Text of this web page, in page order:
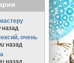
назад
очень
назад
назад